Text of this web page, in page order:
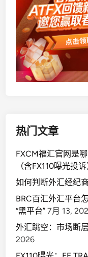
热门文章
FXCM福汇官网是
（含FX110曝光投诉
如何判断外汇经纪
BRC百汇外汇平台
“黑平台” 7月 13,
外汇跳空：市场断
2026